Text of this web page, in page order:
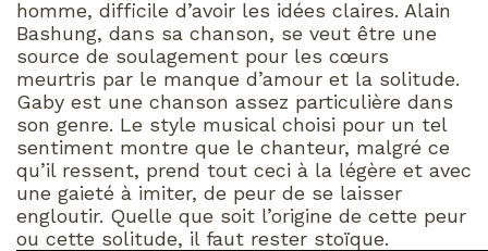
homme, difficile d’avoir les idées claires. Alain
Bashung, dans sa chanson, se veut être une
source de soulagement pour les cœurs
meurtris par le manque d’amour et la solitude.
Gaby est une chanson assez particulière dans
son genre. Le style musical choisi pour un tel
sentiment montre que le chanteur, malgré ce
qu’il ressent, prend tout ceci à la légère et avec
une gaieté à imiter, de peur de se laisser
engloutir. Quelle que soit l’origine de cette peur
ou cette solitude, il faut rester stoïque.